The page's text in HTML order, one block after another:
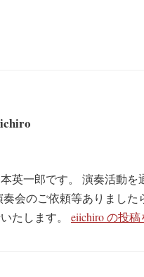
英一郎です。 演奏活動
奏会のご依頼等ありまし
たします。 eiichiro の投